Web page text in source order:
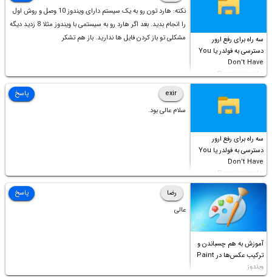
سه راه برای رفع ارور
دسترسی به فولدر یا You
Don’t Have
Permission to
Access this folder
نکته: هارد تون رو به یک سیستم دارای ویندوز 10 وصل و روش اول
را انجام بدید. بعد اگر هارد رو به سیستمی با ویندوز مثلا 8 زدید دیگه
مشکلی تو باز کردن فایل ها ندارید. باز هم تشکر
سه راه برای رفع ارور
دسترسی به فولدر یا You
Don’t Have
Permission to
Access this folder
exir
سلام عالی بود.
پاسخ
آموزش به هم چسباندن و
ترکیب عکس‌ها در Paint
ویندوز
رضا
عالی
پاسخ